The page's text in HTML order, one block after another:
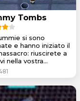
Tombs
si sono
e hanno iniziato il
riuscirete a
nella vostra...